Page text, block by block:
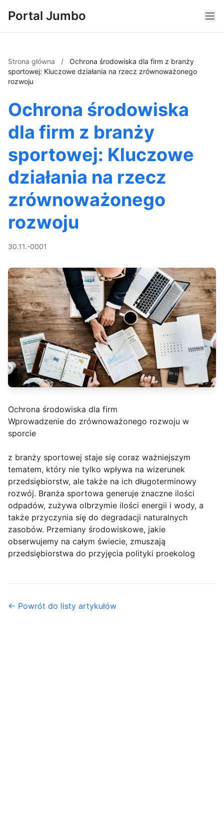
Portal Jumbo
Strona główna /
Ochrona środowiska dla firm z branży
sportowej: Kluczowe działania na rzecz zrównoważonego
rozwoju
Ochrona środowiska
dla firm z branży
sportowej: Kluczowe
działania na rzecz
zrównoważonego
rozwoju
30.11.-0001
Ochrona środowiska dla firm
Wprowadzenie do zrównoważonego rozwoju w
sporcie
z branży sportowej staje się coraz ważniejszym
tematem, który nie tylko wpływa na wizerunek
przedsiębiorstw, ale także na ich długoterminowy
rozwój. Branża sportowa generuje znaczne ilości
odpadów, zużywa olbrzymie ilości energii i wody, a
także przyczynia się do degradacji naturalnych
zasobów. Przemiany środowiskowe, jakie
obserwujemy na całym świecie, zmuszają
przedsiębiorstwa do przyjęcia polityki proekolog
← Powrót do listy artykułów